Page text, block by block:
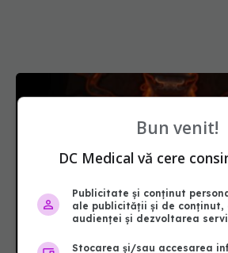
Bun venit!
DC Medical vă cere
Publicitate și conținut
ale publicității și de conținut,
audienței și dezvoltarea
Stocarea și/sau accesarea